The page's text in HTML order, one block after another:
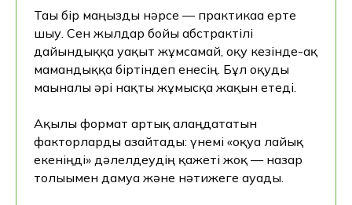
Тағы бір маңызды нәрсе — практикаға ерте
шығу. Сен жылдар бойы абстрактілі
дайындыққа уақыт жұмсамай, оқу кезінде-ақ
мамандыққа біртіндеп енесің. Бұл оқуды
мағыналы әрі нақты жұмысқа жақын етеді.
Ақылы формат артық алаңдататын
факторларды азайтады: үнемі «оқуға лайық
екеніңді» дәлелдеудің қажеті жоқ — назар
толығымен дамуға және нәтижеге ауады.